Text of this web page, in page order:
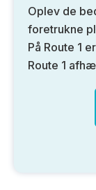
Oplev de
foretrukne
På Route 1
Route 1